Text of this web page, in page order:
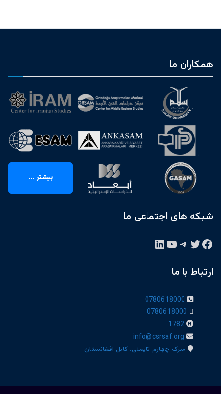
همکاران ما
بیشتر ...
شبکه های اجتماعی ما
فیس‌بوکتوییتر تلگرام یوتیوبلینکداین
ارتباط با ما
0780618000
0780618000
1782
info@csrsaf.org
سرک چهارم تایمنی، کابل افغانستان